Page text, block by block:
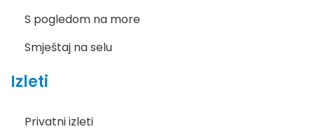
S pogledom na more
Smještaj na selu
Izleti
Privatni izleti